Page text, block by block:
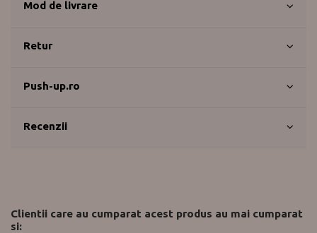
Mod de livrare
Retur
Push-up.ro
Recenzii
Clientii care au cumparat acest produs au mai cumparat
si: